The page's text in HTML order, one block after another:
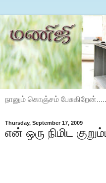
நானும் கொஞ்சம் பேசுகிறேன்.....
Thursday, September 17, 2009
என் ஒரு நிமிட